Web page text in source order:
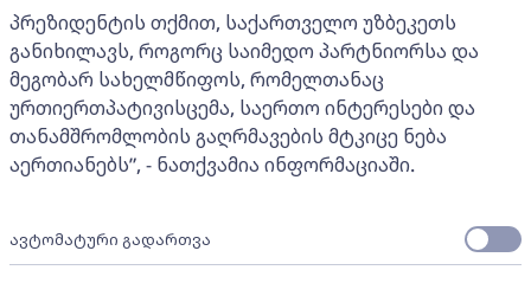
პრეზიდენტის თქმით, საქართველო უზბეკეთს
განიხილავს, როგორც საიმედო პარტნიორსა და
მეგობარ სახელმწიფოს, რომელთანაც
ურთიერთპატივისცემა, საერთო ინტერესები და
თანამშრომლობის გაღრმავების მტკიცე ნება
აერთიანებს”, - ნათქვამია ინფორმაციაში.
ავტომატური გადართვა